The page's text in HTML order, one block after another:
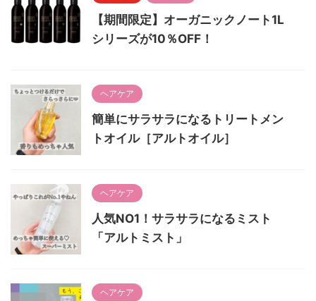
【期間限定】オーガニックノート1L
シリーズが10％OFF！
ヘアケア
簡単にサラサラになるトリートメン
トオイル［アルトオイル］
ヘアケア
人気NO1！サラサラになるミスト
「アルトミスト」
ヘアケア